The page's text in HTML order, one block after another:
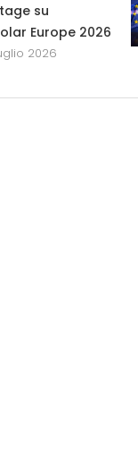
su
Europe 2026
2026